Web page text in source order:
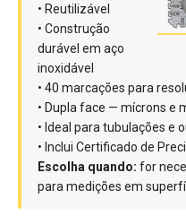
• Reutilizável
• Construção
durável em aço
inoxidável
• 40 marcações para
• Dupla face — mícrons e
• Ideal para tubulações e
• Inclui Certificado de
Escolha quando: for
para medições em